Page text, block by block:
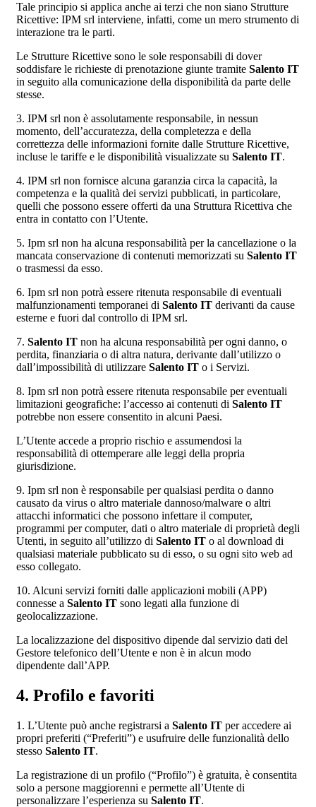
Tale principio si applica anche ai terzi che non siano Strutture
Ricettive: IPM srl interviene, infatti, come un mero strumento di
interazione tra le parti.
Le Strutture Ricettive sono le sole responsabili di dover
soddisfare le richieste di prenotazione giunte tramite Salento IT
in seguito alla comunicazione della disponibilità da parte delle
stesse.
3. IPM srl non è assolutamente responsabile, in nessun
momento, dell’accuratezza, della completezza e della
correttezza delle informazioni fornite dalle Strutture Ricettive,
incluse le tariffe e le disponibilità visualizzate su Salento IT.
4. IPM srl non fornisce alcuna garanzia circa la capacità, la
competenza e la qualità dei servizi pubblicati, in particolare,
quelli che possono essere offerti da una Struttura Ricettiva che
entra in contatto con l’Utente.
5. Ipm srl non ha alcuna responsabilità per la cancellazione o la
mancata conservazione di contenuti memorizzati su Salento IT
o trasmessi da esso.
6. Ipm srl non potrà essere ritenuta responsabile di eventuali
malfunzionamenti temporanei di Salento IT derivanti da cause
esterne e fuori dal controllo di IPM srl.
7. Salento IT non ha alcuna responsabilità per ogni danno, o
perdita, finanziaria o di altra natura, derivante dall’utilizzo o
dall’impossibilità di utilizzare Salento IT o i Servizi.
8. Ipm srl non potrà essere ritenuta responsabile per eventuali
limitazioni geografiche: l’accesso ai contenuti di Salento IT
potrebbe non essere consentito in alcuni Paesi.
L’Utente accede a proprio rischio e assumendosi la
responsabilità di ottemperare alle leggi della propria
giurisdizione.
9. Ipm srl non è responsabile per qualsiasi perdita o danno
causato da virus o altro materiale dannoso/malware o altri
attacchi informatici che possono infettare il computer,
programmi per computer, dati o altro materiale di proprietà degli
Utenti, in seguito all’utilizzo di Salento IT o al download di
qualsiasi materiale pubblicato su di esso, o su ogni sito web ad
esso collegato.
10. Alcuni servizi forniti dalle applicazioni mobili (APP)
connesse a Salento IT sono legati alla funzione di
geolocalizzazione.
La localizzazione del dispositivo dipende dal servizio dati del
Gestore telefonico dell’Utente e non è in alcun modo
dipendente dall’APP.
4. Profilo e favoriti
1. L’Utente può anche registrarsi a Salento IT per accedere ai
propri preferiti (“Preferiti”) e usufruire delle funzionalità dello
stesso Salento IT.
La registrazione di un profilo (“Profilo”) è gratuita, è consentita
solo a persone maggiorenni e permette all’Utente di
personalizzare l’esperienza su Salento IT.